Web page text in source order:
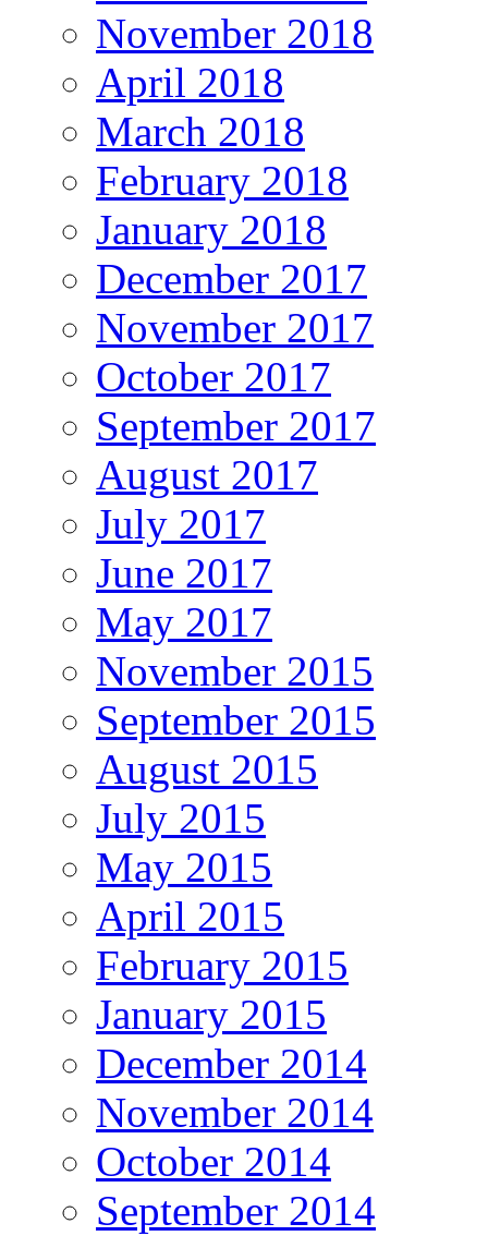
November 2018
April 2018
March 2018
February 2018
January 2018
December 2017
November 2017
October 2017
September 2017
August 2017
July 2017
June 2017
May 2017
November 2015
September 2015
August 2015
July 2015
May 2015
April 2015
February 2015
January 2015
December 2014
November 2014
October 2014
September 2014